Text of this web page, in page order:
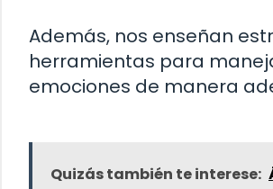
Además, nos enseñan
herramientas para
emociones de manera
Quizás también te interese: